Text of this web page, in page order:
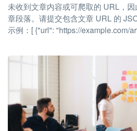
未收到文章内容或可爬取的 URL，
章段落。请提交包含文章 URL 的
示例：[ {"url": "https://example.com/